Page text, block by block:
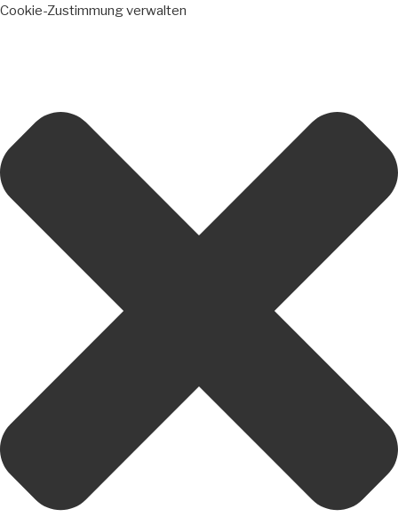
Cookie-Zustimmung verwalten